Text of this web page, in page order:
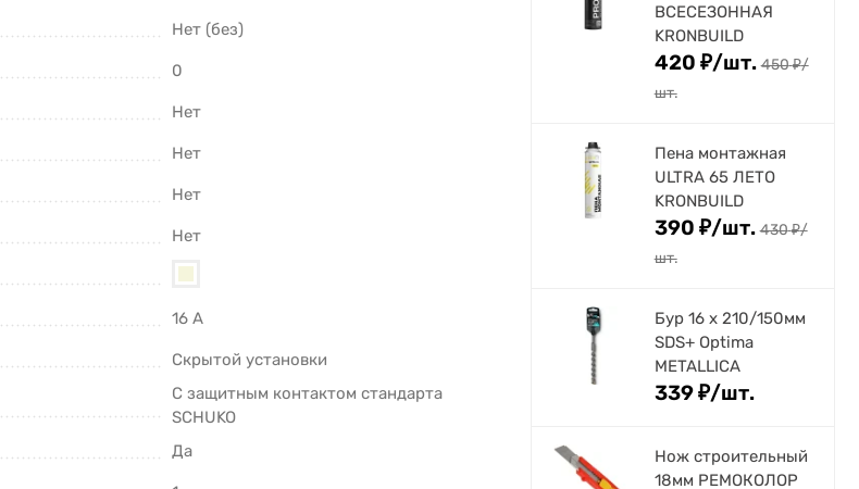
Нет (без)
0
Нет
Нет
Нет
Нет
16 А
Скрытой установки
С защитным контактом стандарта
SCHUKO
Да
ВСЕСЕЗОННАЯ
KRONBUILD
420 ₽/шт. 450₽/
шт.
Пена монтажная
ULTRA 65 ЛЕТО
KRONBUILD
390 ₽/шт. 430₽/
шт.
Бур 16 х 210/150мм
SDS+ Optima
METALLICA
339₽/шт.
Нож строительный
18мм РЕМОКОЛОР